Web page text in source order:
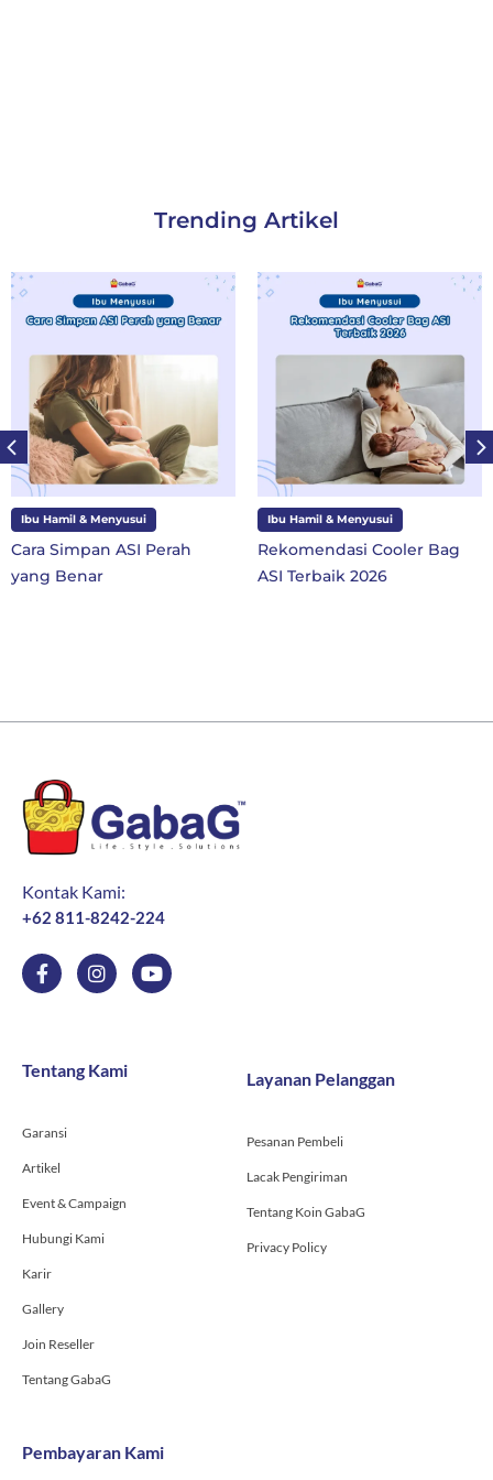
Trending Artikel
Ibu Hamil & Menyusui
Cara Simpan ASI Perah
yang Benar
Ibu Hamil & Menyusui
Rekomendasi Cooler Bag
ASI Terbaik 2026
Kontak Kami:
+62 811-8242-224
F
a
o
f
I
n
g
r
Y
o
Tentang Kami
Garansi
Artikel
Event & Campaign
Hubungi Kami
Karir
Gallery
Join Reseller
Tentang GabaG
Layanan Pelanggan
Pesanan Pembeli
Lacak Pengiriman
Tentang Koin GabaG
Privacy Policy
Pembayaran Kami